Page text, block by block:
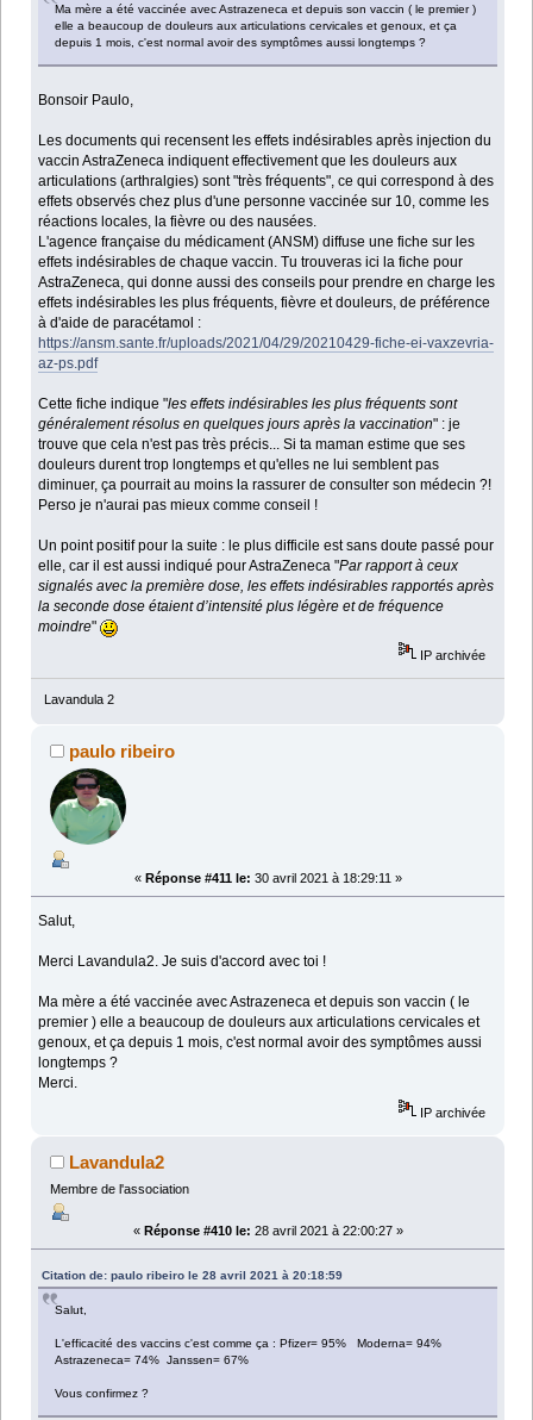
Ma mère a été vaccinée avec Astrazeneca et depuis son vaccin ( le premier )
elle a beaucoup de douleurs aux articulations cervicales et genoux, et ça
depuis 1 mois, c'est normal avoir des symptômes aussi longtemps ?
Bonsoir Paulo,
Les documents qui recensent les effets indésirables après injection du
vaccin AstraZeneca indiquent effectivement que les douleurs aux
articulations (arthralgies) sont "très fréquents", ce qui correspond à des
effets observés chez plus d'une personne vaccinée sur 10, comme les
réactions locales, la fièvre ou des nausées.
L'agence française du médicament (ANSM) diffuse une fiche sur les
effets indésirables de chaque vaccin. Tu trouveras ici la fiche pour
AstraZeneca, qui donne aussi des conseils pour prendre en charge les
effets indésirables les plus fréquents, fièvre et douleurs, de préférence
à d'aide de paracétamol :
https://ansm.sante.fr/uploads/2021/04/29/20210429-fiche-ei-vaxzevria-
az-ps.pdf
Cette fiche indique "les effets indésirables les plus fréquents sont
généralement résolus en quelques jours après la vaccination" : je
trouve que cela n'est pas très précis... Si ta maman estime que ses
douleurs durent trop longtemps et qu'elles ne lui semblent pas
diminuer, ça pourrait au moins la rassurer de consulter son médecin ?!
Perso je n'aurai pas mieux comme conseil !
Un point positif pour la suite : le plus difficile est sans doute passé pour
elle, car il est aussi indiqué pour AstraZeneca "Par rapport à ceux
signalés avec la première dose, les effets indésirables rapportés après
la seconde dose étaient d’intensité plus légère et de fréquence
moindre"
IP archivée
Lavandula 2
paulo ribeiro
« Réponse #411 le: 30 avril 2021 à 18:29:11 »
Salut,
Merci Lavandula2. Je suis d'accord avec toi !
Ma mère a été vaccinée avec Astrazeneca et depuis son vaccin ( le
premier ) elle a beaucoup de douleurs aux articulations cervicales et
genoux, et ça depuis 1 mois, c'est normal avoir des symptômes aussi
longtemps ?
Merci.
IP archivée
Lavandula2
Membre de l'association
« Réponse #410 le: 28 avril 2021 à 22:00:27 »
Citation de: paulo ribeiro le 28 avril 2021 à 20:18:59
Salut,
L'efficacité des vaccins c'est comme ça : Pfizer= 95% Moderna= 94%
Astrazeneca= 74% Janssen= 67%
Vous confirmez ?